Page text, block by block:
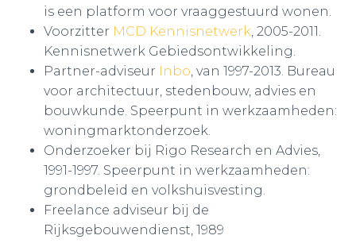
is een platform voor vraaggestuurd wonen.
Voorzitter MCD Kennisnetwerk, 2005-2011.
Kennisnetwerk Gebiedsontwikkeling.
Partner-adviseur Inbo, van 1997-2013. Bureau
voor architectuur, stedenbouw, advies en
bouwkunde. Speerpunt in werkzaamheden:
woningmarktonderzoek.
Onderzoeker bij Rigo Research en Advies,
1991-1997. Speerpunt in werkzaamheden:
grondbeleid en volkshuisvesting.
Freelance adviseur bij de
Rijksgebouwendienst, 1989